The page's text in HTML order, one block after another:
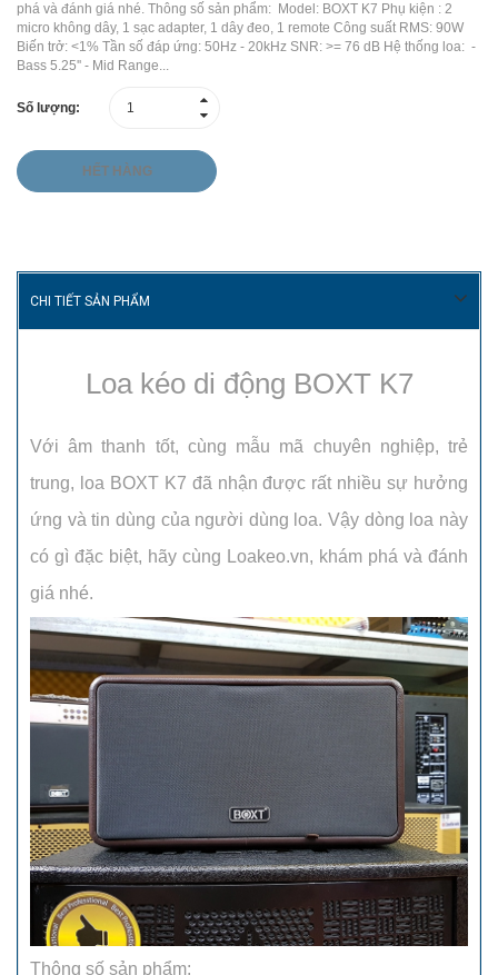
phá và đánh giá nhé. Thông số sản phẩm: Model: BOXT K7 Phụ kiện : 2
micro không dây, 1 sạc adapter, 1 dây đeo, 1 remote Công suất RMS: 90W
Biến trở: <1% Tần số đáp ứng: 50Hz - 20kHz SNR: >= 76 dB Hệ thống loa: -
Bass 5.25'' - Mid Range...
Số lượng:
HẾT HÀNG
CHI TIẾT SẢN PHẨM
Loa kéo di động BOXT K7
Với âm thanh tốt, cùng mẫu mã chuyên nghiệp, trẻ
trung, loa BOXT K7 đã nhận được rất nhiều sự hưởng
ứng và tin dùng của người dùng loa. Vậy dòng loa này
có gì đặc biệt, hãy cùng Loakeo.vn, khám phá và đánh
giá nhé.
Thông số sản phẩm: